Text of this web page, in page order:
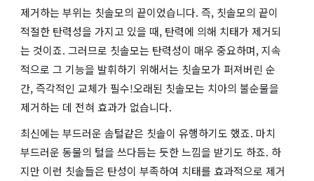
제거하는 부위는 칫솔모의 끝이었습니다. 즉, 칫솔모의 끝이
적절한 탄력성을 가지고 있을 때, 탄력에 의해 치태가 제거되
는 것이죠. 그러므로 칫솔모는 탄력성이 매우 중요하며, 지속
적으로 그 기능을 발휘하기 위해서는 칫솔모가 퍼져버린 순
간, 즉각적인 교체가 필수!오래된 칫솔모는 치아의 불순물을
제거하는 데 전혀 효과가 없습니다.
최신에는 부드러운 솜털같은 칫솔이 유행하기도 했죠. 마치
부드러운 동물의 털을 쓰다듬는 듯한 느낌을 받기도 하죠. 하
지만 이런 칫솔들은 탄성이 부족하여 치태를 효과적으로 제거